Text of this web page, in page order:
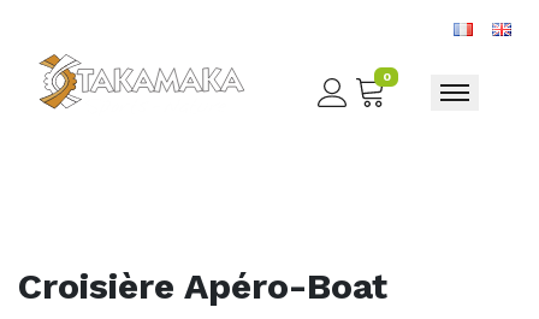
0
Toggle
Croisière Apéro-Boat